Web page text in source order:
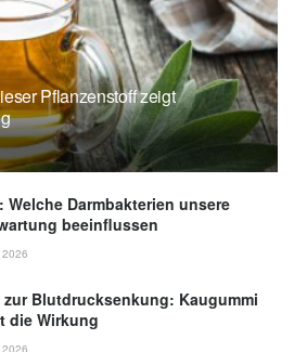
Pflanzenstoff zeigt
Welche Darmbakterien unsere
beeinflussen
zur Blutdrucksenkung: Kaugummi
die Wirkung